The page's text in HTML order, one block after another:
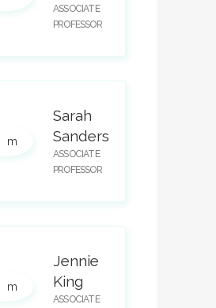
ASSOCIATE
PROFESSOR
Sarah
Sanders
ASSOCIATE
PROFESSOR
Jennie
King
ASSOCIATE